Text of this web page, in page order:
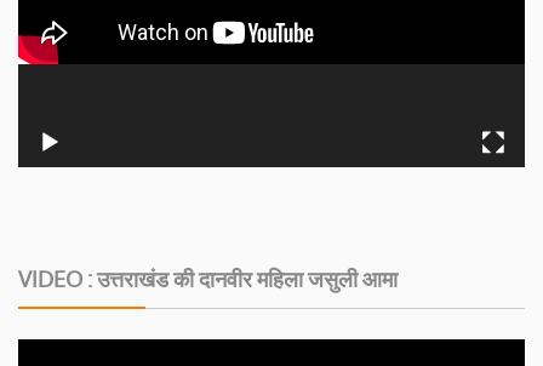
VIDEO : उत्तराखंड की दानवीर महिला जसुली आमा